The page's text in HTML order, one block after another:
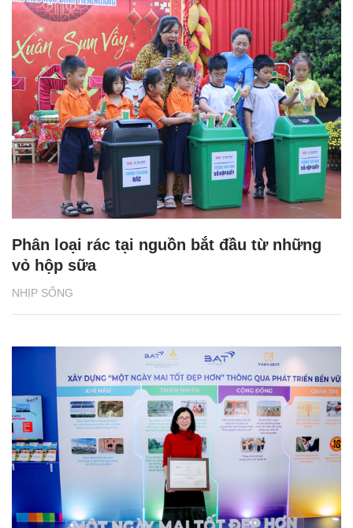
NHỊP SỐNG
Phân loại rác tại nguồn bắt đầu từ những
vỏ hộp sữa